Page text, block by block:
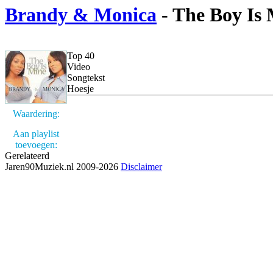
Brandy & Monica - The Boy Is
Waardering:
Aan playlist
toevoegen:
Top 40
Video
Songtekst
Hoesje
Gerelateerd
Jaren90Muziek.nl 2009-2026 Disclaimer